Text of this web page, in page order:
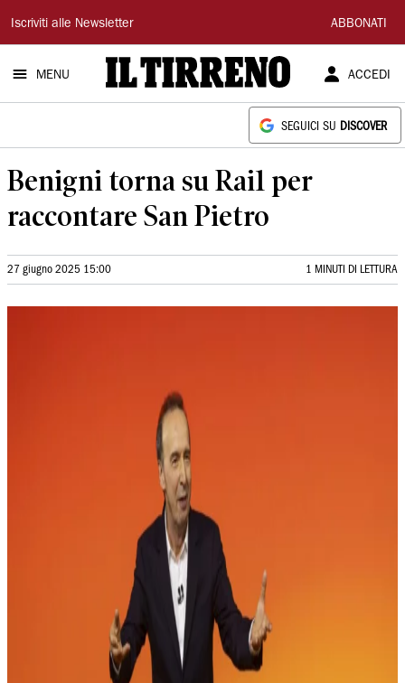
Il
Tirreno
Iscriviti alle Newsletter ABBONATI
MENU ACCEDI
SEGUICI SU DISCOVER
Benigni torna su Rai1 per
raccontare San Pietro
27 giugno 2025 15:00 1 MINUTI DI LETTURA